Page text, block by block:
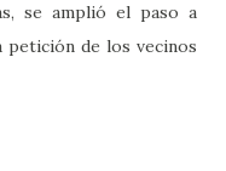
se amplió el paso a
petición de los vecinos